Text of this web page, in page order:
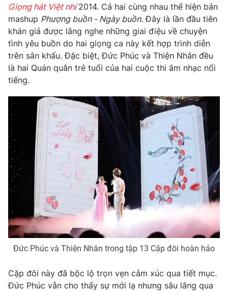
Góc doanh nghiệp
Truyền hình
Phim VTV
Hậu trường
Nhân vật
Giải sao mai
Giải trí
Điện ảnh
Âm nhạc
Sao
Đời sống
Làm đẹp
Chất lượng cuộc sống
Giáo dục
Tuyển sinh
Học trực tuyến
Công nghệ
Hitech Công nghệ tương lai
Sản phẩm
Thị trường
Tư vấn
Giao lưu trực tuyến
Lịch phát sóng
Chuyên mục khác
Emagazine Podcast
Photo Infographic
Giọng hát Việt nhí 2014. Cả hai cùng nhau thể hiện bản
mashup Phượng buồn - Ngày buồn. Đây là lần đầu tiên
khán giả được lắng nghe những giai điệu về chuyện
tình yêu buồn do hai giọng ca này kết hợp trình diễn
trên sân khấu. Đặc biệt, Đức Phúc và Thiện Nhân đều
là hai Quán quân trẻ tuổi của hai cuộc thi âm nhạc nổi
tiếng.
Đức Phúc và Thiện Nhân trong tập 13 Cặp đôi hoàn hảo
Cặp đôi này đã bộc lộ trọn vẹn cảm xúc qua tiết mục.
Đức Phúc vẫn cho thấy sự mới lạ nhưng sâu lắng qua